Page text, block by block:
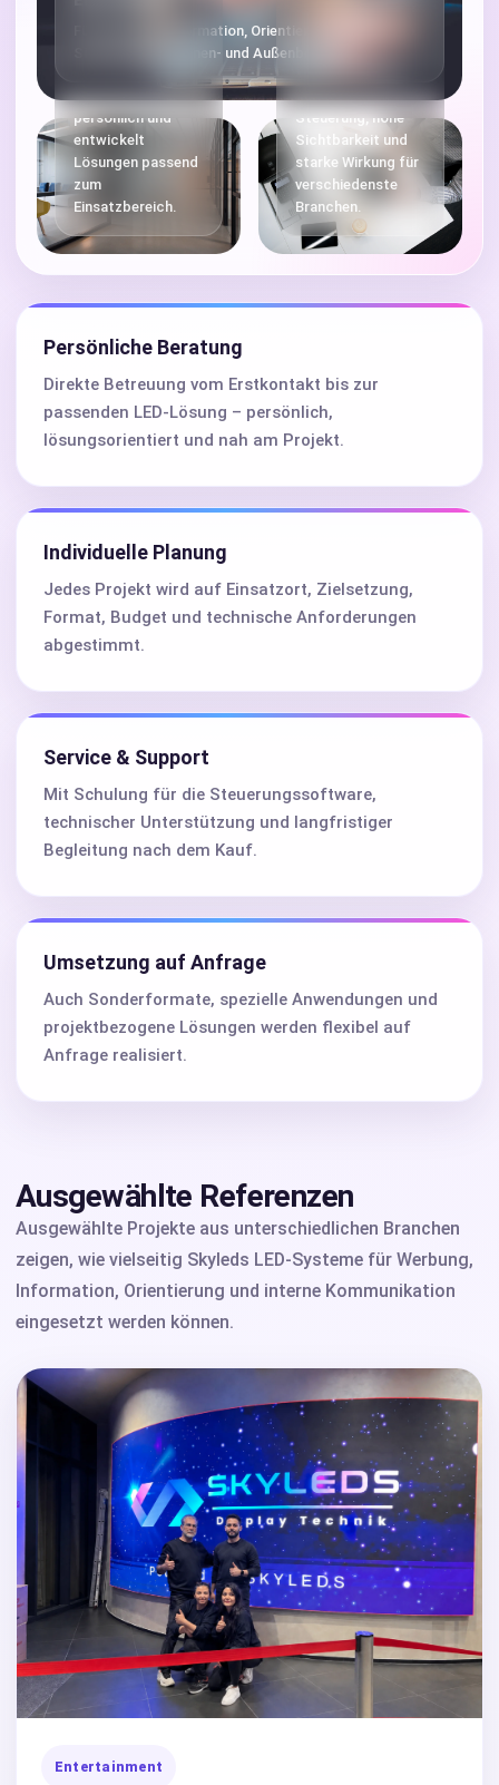
Für Werbung, Information, Orientierung und digitale
Sichtbarkeit im Innen- und Außenbereich.
Projekte
persönlich und
entwickelt
Lösungen passend
zum
Einsatzbereich.
sichtbar
Benutzerfreundliche
Steuerung, hohe
Sichtbarkeit und
starke Wirkung für
verschiedenste
Branchen.
Persönliche Beratung
Direkte Betreuung vom Erstkontakt bis zur
passenden LED-Lösung – persönlich,
lösungsorientiert und nah am Projekt.
Individuelle Planung
Jedes Projekt wird auf Einsatzort, Zielsetzung,
Format, Budget und technische Anforderungen
abgestimmt.
Service & Support
Mit Schulung für die Steuerungssoftware,
technischer Unterstützung und langfristiger
Begleitung nach dem Kauf.
Umsetzung auf Anfrage
Auch Sonderformate, spezielle Anwendungen und
projektbezogene Lösungen werden flexibel auf
Anfrage realisiert.
Ausgewählte Referenzen
Ausgewählte Projekte aus unterschiedlichen Branchen
zeigen, wie vielseitig Skyleds LED-Systeme für Werbung,
Information, Orientierung und interne Kommunikation
eingesetzt werden können.
Entertainment